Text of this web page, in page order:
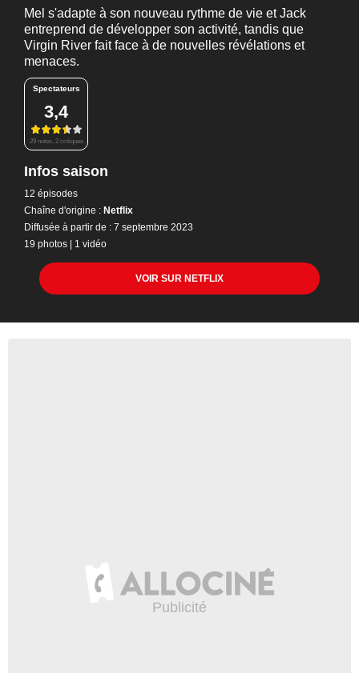
Mel s'adapte à son nouveau rythme de vie et Jack
entreprend de développer son activité, tandis que
Virgin River fait face à de nouvelles révélations et
menaces.
Spectateurs
3,4
29 notes, 2 critiques
Infos saison
12 épisodes
Chaîne d'origine : Netflix
Diffusée à partir de : 7 septembre 2023
19 photos | 1 vidéo
VOIR SUR NETFLIX